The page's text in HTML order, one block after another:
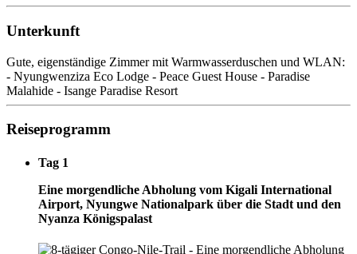
Unterkunft
Gute, eigenständige Zimmer mit Warmwasserduschen und WLAN:
- Nyungwenziza Eco Lodge - Peace Guest House - Paradise
Malahide - Isange Paradise Resort
Reiseprogramm
Tag 1
Eine morgendliche Abholung vom Kigali International
Airport, Nyungwe Nationalpark über die Stadt und den
Nyanza Königspalast